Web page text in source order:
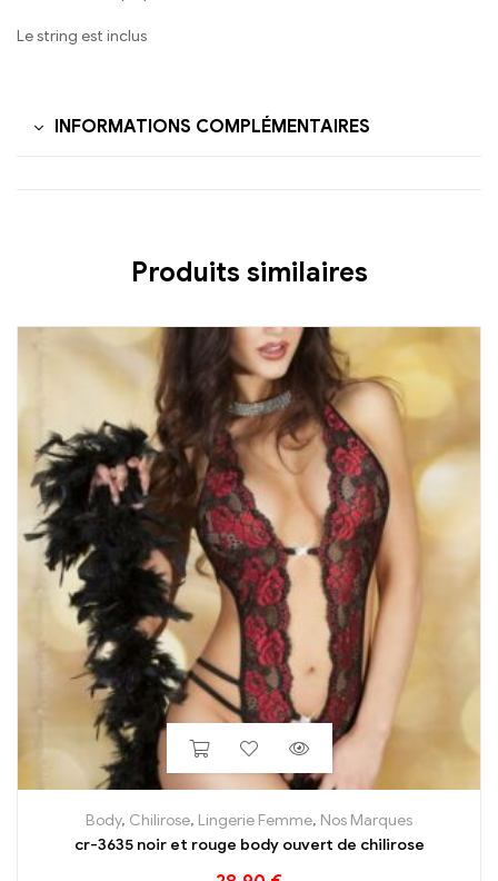
Le string est inclus
INFORMATIONS COMPLÉMENTAIRES
Produits similaires
Body, Chilirose, Lingerie Femme, Nos Marques
cr-3635 noir et rouge body ouvert de chilirose